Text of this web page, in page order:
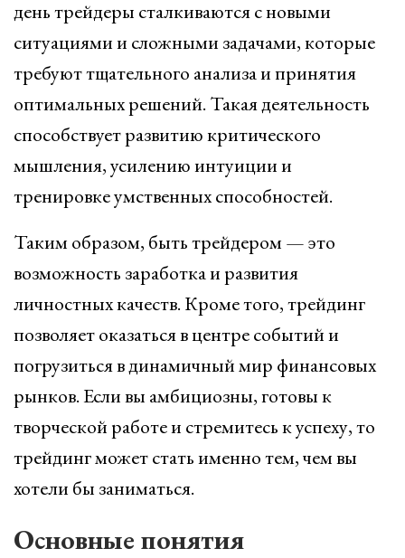
день трейдеры сталкиваются с новыми
ситуациями и сложными задачами, которые
требуют тщательного анализа и принятия
оптимальных решений. Такая деятельность
способствует развитию критического
мышления, усилению интуиции и
тренировке умственных способностей.
Таким образом, быть трейдером — это
возможность заработка и развития
личностных качеств. Кроме того, трейдинг
позволяет оказаться в центре событий и
погрузиться в динамичный мир финансовых
рынков. Если вы амбициозны, готовы к
творческой работе и стремитесь к успеху, то
трейдинг может стать именно тем, чем вы
хотели бы заниматься.
Основные понятия